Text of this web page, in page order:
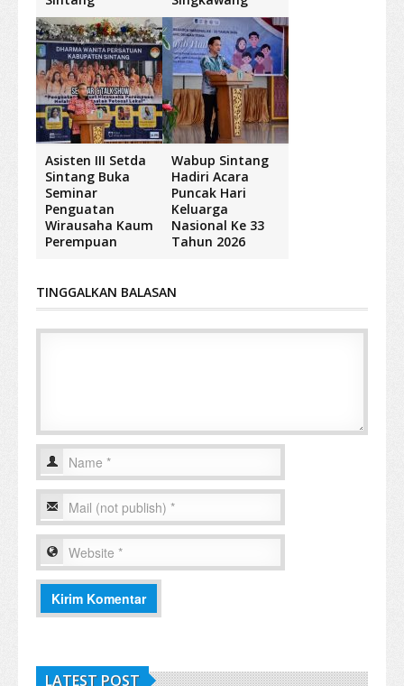
Asisten III Setda
Sintang Buka
Seminar
Penguatan
Wirausaha Kaum
Perempuan
Wabup Sintang
Hadiri Acara
Puncak Hari
Keluarga
Nasional Ke 33
Tahun 2026
TINGGALKAN BALASAN
LATEST POST